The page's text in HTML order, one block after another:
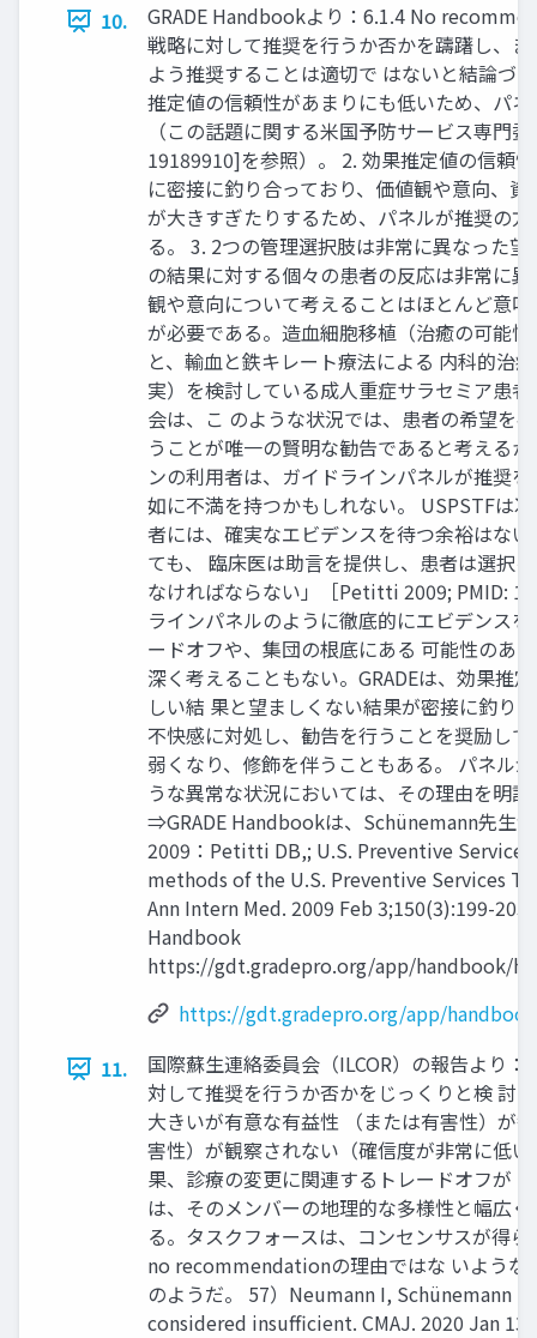
10.
GRADE Handbookより：6.1.4 No
戦略に対して推奨を行うか否かを躊躇し、
よう推奨することは適切で はないと結論づ
推定値の信頼性があまりにも低いため、パ
（この話題に関する米国予防サービス専門
19189910]を参照）。 2. 効果推定値の信頼
に密接に釣り合っており、価値観や意向、
が大きすぎたりするため、パネルが推奨の
る。 3. 2つの管理選択肢は非常に異なった
の結果に対する個々の患者の反応は非常に
観や意向について考えることはほとんど意
が必要である。造血細胞移植（治癒の可能
と、輸血と鉄キレート療法による 内科的治
実）を検討している成人重症サラセミア患
会は、こ のような状況では、患者の希望を
うことが唯一の賢明な勧告であると考える
ンの利用者は、ガイドラインパネルが推奨
如に不満を持つかもしれない。 USPSTFは
者には、確実なエビデンスを待つ余裕はな
ても、 臨床医は助言を提供し、患者は選択
なければならない」［Petitti 2009; PMID:
ラインパネルのように徹底的にエビデンス
ードオフや、集団の根底にある 可能性のあ
深く考えることもない。GRADEは、効果推
しい結 果と望ましくない結果が密接に釣り
不快感に対処し、勧告を行うことを奨励し
弱くなり、修飾を伴うこともある。 パネル
うな異常な状況においては、その理由を明
⇒GRADE Handbookは、Schünemann先生
2009：Petitti DB,; U.S. Preventive
methods of the U.S. Preventive Services
Ann Intern Med. 2009 Feb 3;150(3):199-205.
Handbook
https://gdt.gradepro.org/app/handbook/
https://gdt.gradepro.org/app/
11.
国際蘇生連絡委員会（ILCOR）の報告より
対して推奨を行うか否かをじっくりと検 討
大きいが有意な有益性 （または有害性）が
害性）が観察されない（確信度が非常に低
果、診療の変更に関連するトレードオフが
は、そのメンバーの地理的な多様性と幅広
る。タスクフォースは、コンセンサスが得
no recommendationの理由ではな いような
のようだ。 57）Neumann I, Schünemann
considered insufficient. CMAJ. 2020 Jan